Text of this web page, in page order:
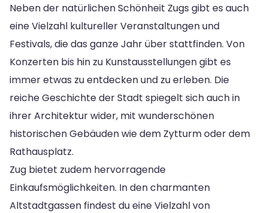
Neben der natürlichen Schönheit Zugs gibt es auch
eine Vielzahl kultureller Veranstaltungen und
Festivals, die das ganze Jahr über stattfinden. Von
Konzerten bis hin zu Kunstausstellungen gibt es
immer etwas zu entdecken und zu erleben. Die
reiche Geschichte der Stadt spiegelt sich auch in
ihrer Architektur wider, mit wunderschönen
historischen Gebäuden wie dem Zytturm oder dem
Rathausplatz.
Zug bietet zudem hervorragende
Einkaufsmöglichkeiten. In den charmanten
Altstadtgassen findest du eine Vielzahl von